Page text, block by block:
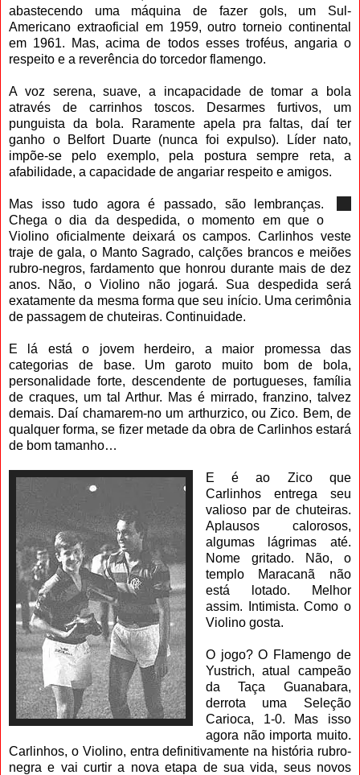
abastecendo uma máquina de fazer gols, um Sul-
Americano extraoficial em 1959, outro torneio continental
em 1961. Mas, acima de todos esses troféus, angaria o
respeito e a reverência do torcedor flamengo.
A voz serena, suave, a incapacidade de tomar a bola
através de carrinhos toscos. Desarmes furtivos, um
punguista da bola. Raramente apela pra faltas, daí ter
ganho o Belfort Duarte (nunca foi expulso). Líder nato,
impõe-se pelo exemplo, pela postura sempre reta, a
afabilidade, a capacidade de angariar respeito e amigos.
Mas isso tudo agora é passado, são lembranças.
Chega o dia da despedida, o momento em que o
Violino oficialmente deixará os campos. Carlinhos veste
traje de gala, o Manto Sagrado, calções brancos e meiões
rubro-negros, fardamento que honrou durante mais de dez
anos. Não, o Violino não jogará. Sua despedida será
exatamente da mesma forma que seu início. Uma cerimônia
de passagem de chuteiras. Continuidade.
E lá está o jovem herdeiro, a maior promessa das
categorias de base. Um garoto muito bom de bola,
personalidade forte, descendente de portugueses, família
de craques, um tal Arthur. Mas é mirrado, franzino, talvez
demais. Daí chamarem-no um arthurzico, ou Zico. Bem, de
qualquer forma, se fizer metade da obra de Carlinhos estará
de bom tamanho…
E é ao Zico que
Carlinhos entrega seu
valioso par de chuteiras.
Aplausos calorosos,
algumas lágrimas até.
Nome gritado. Não, o
templo Maracanã não
está lotado. Melhor
assim. Intimista. Como o
Violino gosta.
O jogo? O Flamengo de
Yustrich, atual campeão
da Taça Guanabara,
derrota uma Seleção
Carioca, 1-0. Mas isso
agora não importa muito.
Carlinhos, o Violino, entra definitivamente na história rubro-
negra e vai curtir a nova etapa de sua vida, seus novos